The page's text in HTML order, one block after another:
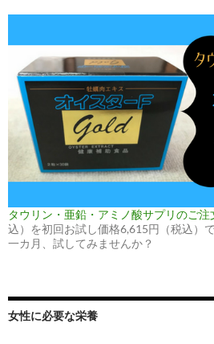
タウリン・亜鉛・アミノ酸サプリのご注
込）を初回お試し価格6,615円（税込）
一カ月、試してみませんか？
女性に必要な栄養